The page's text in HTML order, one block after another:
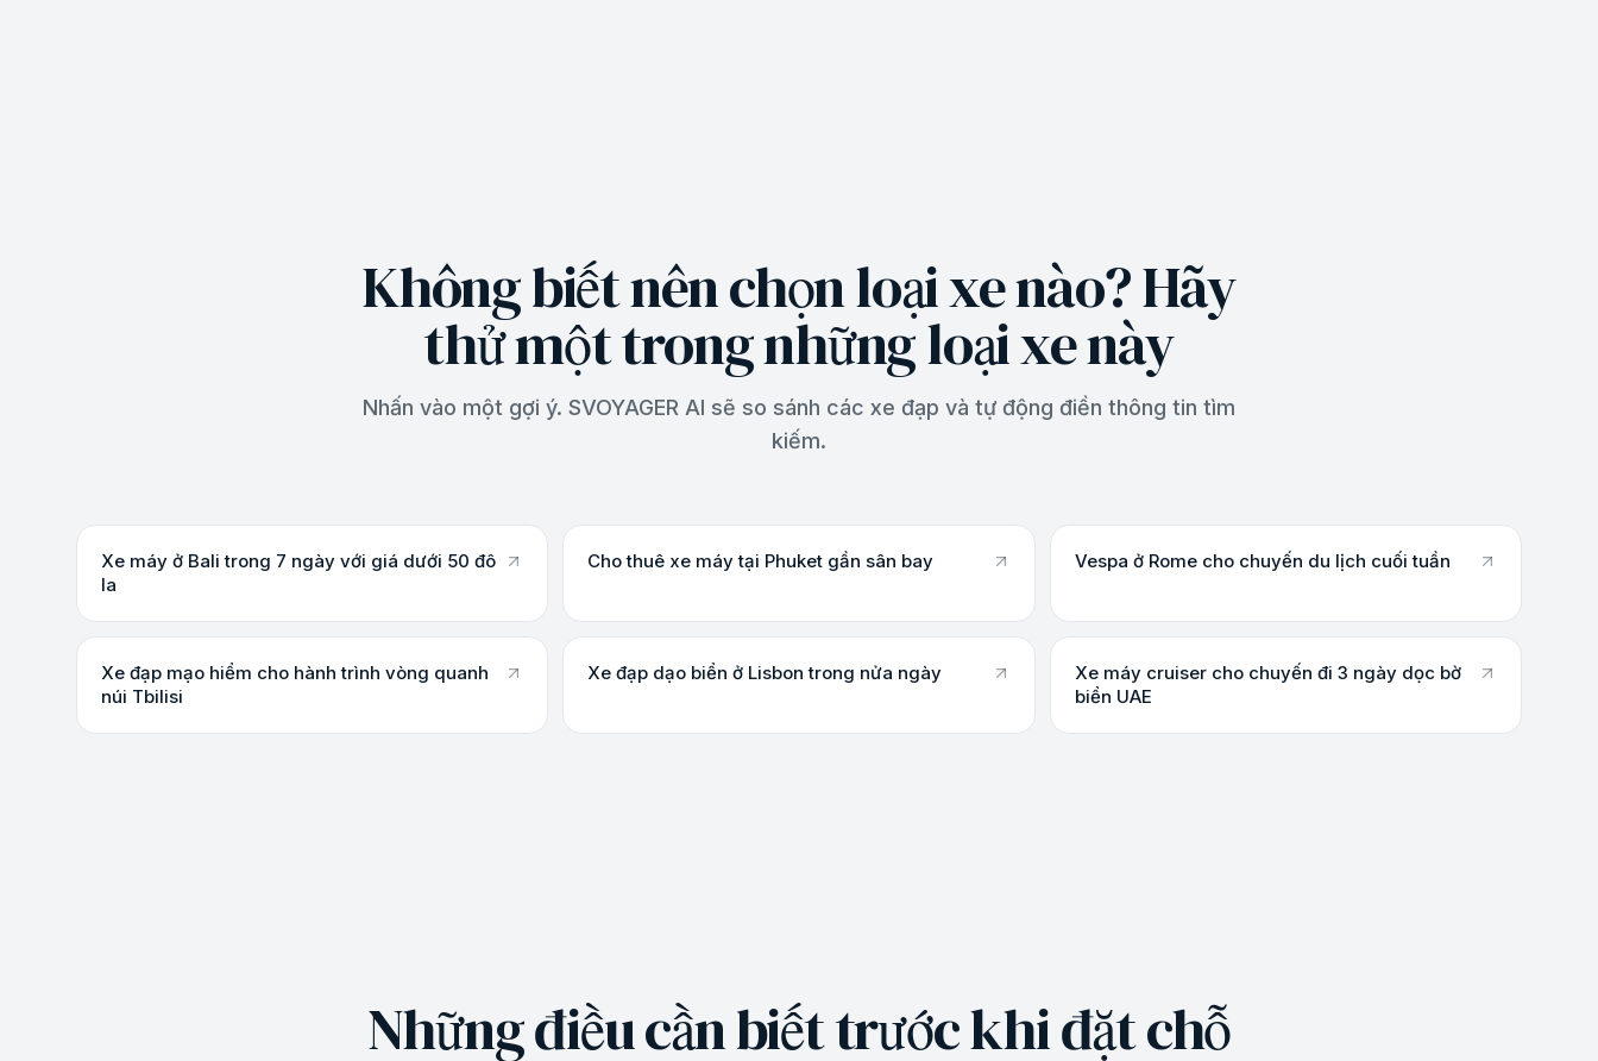
Không biết nên chọn loại xe nào? Hãy
thử một trong những loại xe này
Nhấn vào một gợi ý. SVOYAGER AI sẽ so sánh các xe đạp và tự động điền thông tin tìm
kiếm.
Xe máy ở Bali trong 7 ngày với giá dưới 50 đô
la
Cho thuê xe máy tại Phuket gần sân bay Vespa ở Rome cho chuyến du lịch cuối tuần
Xe đạp mạo hiểm cho hành trình vòng quanh
núi Tbilisi
Xe đạp dạo biển ở Lisbon trong nửa ngày
Xe máy cruiser cho chuyến đi 3 ngày dọc bờ
biển UAE
Những điều cần biết trước khi đặt chỗ